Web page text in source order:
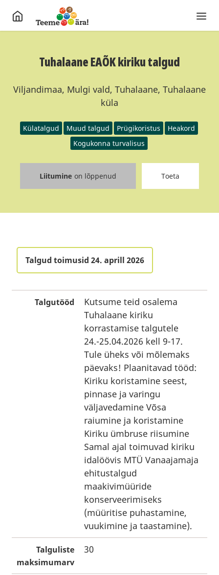
Tuhalaane EAÕK kiriku talgud
Viljandimaa, Mulgi vald, Tuhalaane, Tuhalaane
küla
Külatalgud Muud talgud Prügikoristus
Heakord
Kogukonna turvalisus
Liitumine on lõppenud Toeta
Talgud toimusid 24. aprill 2026
Talgutööd
Kutsume teid osalema
Tuhalaane kiriku
korrastamise talgutele
24.-25.04.2026 kell 9-17.
Tule üheks või mõlemaks
päevaks! Plaanitavad tööd:
Kiriku koristamine seest,
pinnase ja varingu
väljavedamine Võsa
raiumine ja koristamine
Kiriku ümbruse riisumine
Samal ajal toimuvad kiriku
idalöövis MTÜ Vanaajamaja
ehitustalgud
maakivimüüride
konserveerimiseks
(müüritise puhastamine,
vuukimine ja taastamine).
Talguliste
maksimumarv
30